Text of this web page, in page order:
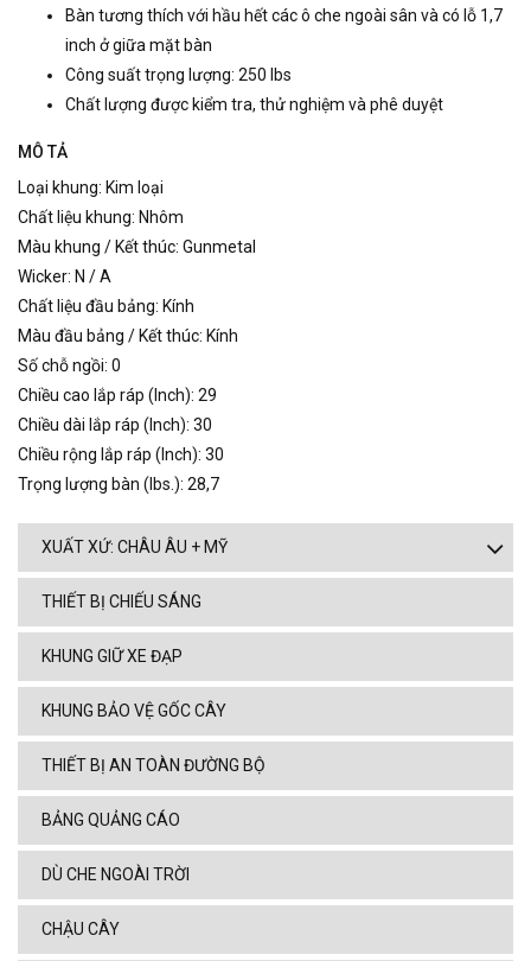
Bàn tương thích với hầu hết các ô che ngoài sân và có lỗ 1,7
inch ở giữa mặt bàn
Công suất trọng lượng: 250 lbs
Chất lượng được kiểm tra, thử nghiệm và phê duyệt
MÔ TẢ
Loại khung: Kim loại
Chất liệu khung: Nhôm
Màu khung / Kết thúc: Gunmetal
Wicker: N / A
Chất liệu đầu bảng: Kính
Màu đầu bảng / Kết thúc: Kính
Số chỗ ngồi: 0
Chiều cao lắp ráp (Inch): 29
Chiều dài lắp ráp (Inch): 30
Chiều rộng lắp ráp (Inch): 30
Trọng lượng bàn (lbs.): 28,7
XUẤT XỨ: CHÂU ÂU + MỸ
THIẾT BỊ CHIẾU SÁNG
KHUNG GIỮ XE ĐẠP
KHUNG BẢO VỆ GỐC CÂY
THIẾT BỊ AN TOÀN ĐƯỜNG BỘ
BẢNG QUẢNG CÁO
DÙ CHE NGOÀI TRỜI
CHẬU CÂY